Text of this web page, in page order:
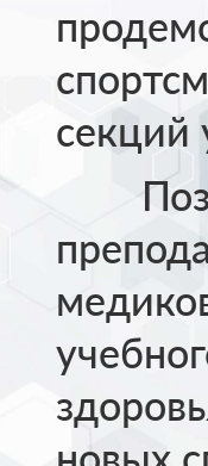
секций